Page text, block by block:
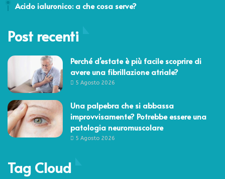
Acido ialuronico: a che cosa serve?
Post recenti
Perché d’estate è più facile scoprire di
avere una fibrillazione atriale?
5 Agosto 2026
Una palpebra che si abbassa
improvvisamente? Potrebbe essere una
patologia neuromuscolare
5 Agosto 2026
Tag Cloud